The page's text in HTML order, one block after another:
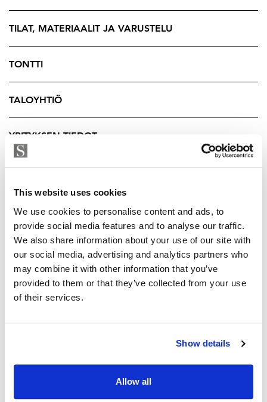
This website uses cookies
We use cookies to personalise content and ads, to
provide social media features and to analyse our traffic.
We also share information about your use of our site with
our social media, advertising and analytics partners who
may combine it with other information that you’ve
provided to them or that they’ve collected from your use
of their services.
Show details
Allow all
Ylempi kiinteistönvälittäjä YKV, LKV, MJD
makuuhuoneesta käynti kodinhoitohuoneen kautta
mukavasti kodinhoito. Asunnon hintaan sisältyy
autopaikka joka on varustettu sähköauton
latauspistokkeella.
sijoitusasunnon hankintaa olisi tässä sinulle sellainen
valmiina.
Maarit Ritari
kiinteistönvälittäjä LKV YKV MJD
Strad Brand Partner
040 589 7299 - maarit@strand.fi
TILAT, MATERIAALIT JA VARUSTELU
TONTTI
TALOYHTIÖ
YRITYKSEN TIEDOT